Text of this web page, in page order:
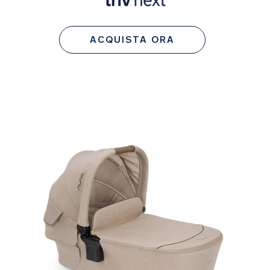
ACQUISTA ORA